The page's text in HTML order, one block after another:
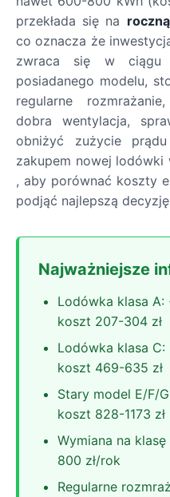
przekłada się na
co oznacza że
zwraca się w ciągu
posiadanego modelu,
regularne
dobra wentylacja,
obniżyć zużycie
zakupem nowej
, aby porównać koszty
podjąć najlepszą
Najważniejsze
Lodówka klasa
koszt 207-304 zł
Lodówka klasa
koszt 469-635 zł
Stary model E/F/
koszt 828-1173 zł
Wymiana na
800 zł/rok
Regularne